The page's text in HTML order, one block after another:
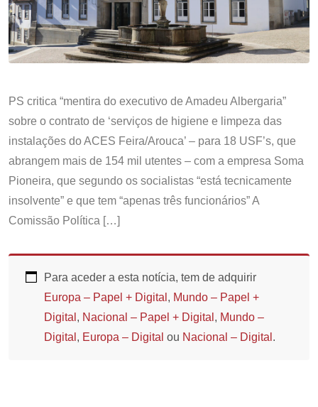
PS critica “mentira do executivo de Amadeu Albergaria”
sobre o contrato de ‘serviços de higiene e limpeza das
instalações do ACES Feira/Arouca’ – para 18 USF’s, que
abrangem mais de 154 mil utentes – com a empresa Soma
Pioneira, que segundo os socialistas “está tecnicamente
insolvente” e que tem “apenas três funcionários” A
Comissão Política […]
Para aceder a esta notícia, tem de adquirir
Europa – Papel + Digital , Mundo – Papel +
Digital , Nacional – Papel + Digital , Mundo –
Digital , Europa – Digital ou Nacional – Digital .